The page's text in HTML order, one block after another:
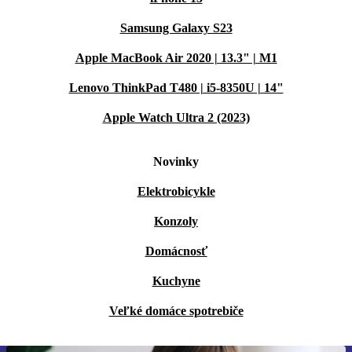
Samsung Galaxy S23
Apple MacBook Air 2020 | 13.3" | M1
Lenovo ThinkPad T480 | i5-8350U | 14"
Apple Watch Ultra 2 (2023)
Novinky
Elektrobicykle
Konzoly
Domácnosť
Kuchyne
Veľké domáce spotrebiče